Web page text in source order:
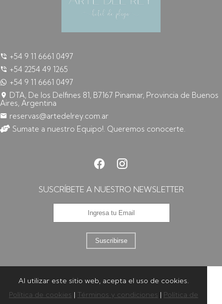
+54 9 11 6661 0497
+54 2254 49 1265
+54 9 11 6661 0497
DTA, De los Delfines 81, B7167 Pinamar, Provincia de Buenos
Aires, Argentina
reservas@artedelrey.com.ar
Sumate a nuestro Equipo!. Queremos conocerte.
SUSCRÍBETE A NUESTRO NEWSLETTER
Suscribirse
Al utilizar este sitio web, acepta el uso de cookies.
Política de cookies | Términos y condiciones | Política de